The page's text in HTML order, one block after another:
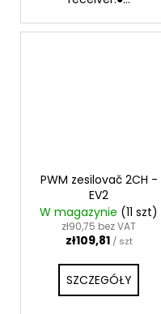
PWM zesilovač 2CH -
EV2
W magazynie (11 szt)
zł90,75 bez VAT
zł109,81 / szt
SZCZEGÓŁY